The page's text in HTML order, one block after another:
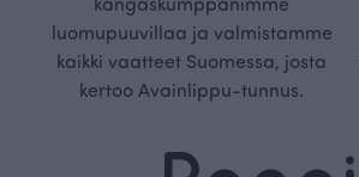
luomupuuvillaa ja valmistamme
kaikki vaatteet Suomessa, josta
kertoo Avainlippu-tunnus.